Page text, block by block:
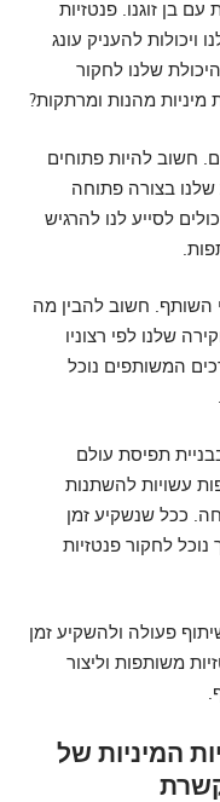
בן זוגנו. פנטזיות
להעניק עונג
שלנו לחקור
מיניות מהנות ומרתקות?
חשוב להיות פתוחים
בצורה פתוחה
לסייע לנו להרגיש
השותף. חשוב להבין מה
שלנו לפי רצוניו
המשותפים נוכל
תפיסת עולם
עשויות להשתנות
ככל שנשקיע זמן
לחקור פנטזיות
פעולה ולהשקיע זמן
משותפות וליצור
המיניות של